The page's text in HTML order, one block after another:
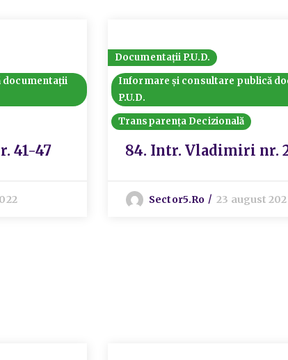
documentații
41-47
Documentații P.U.D.
Informare și consultare publică
P.U.D.
Transparența Decizională
84. Intr. Vladimiri nr.
Sector5.ro 23 august